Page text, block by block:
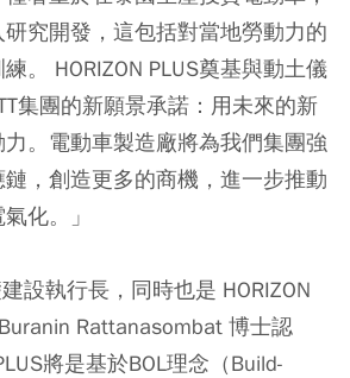
究開發，這包括對當地勞動力的
。 HORIZON PLUS奠基與動土儀
集團的新願景承諾：用未來的新
。電動車製造廠將為我們集團強
，創造更多的商機，進一步推動
化。」
設執行長，同時也是 HORIZON
Rattanasombat 博士認
將是基於BOL理念（Build-